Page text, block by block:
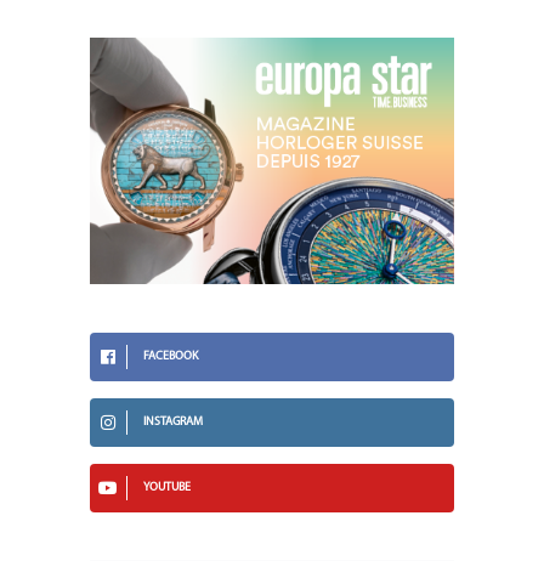
FACEBOOK
INSTAGRAM
YOUTUBE